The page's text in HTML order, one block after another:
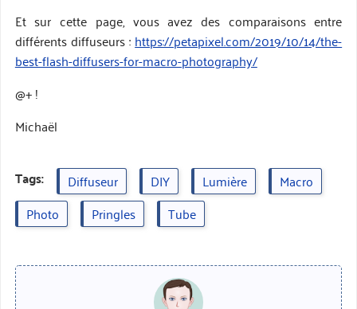
Et sur cette page, vous avez des comparaisons entre
différents diffuseurs : https://petapixel.com/2019/10/14/the-
best-flash-diffusers-for-macro-photography/
@+ !
Michaël
Tags: Diffuseur DIY Lumière
Macro
Photo
Pringles Tube